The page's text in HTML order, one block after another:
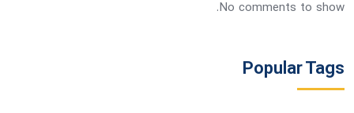
No comments to show.
Popular Tags